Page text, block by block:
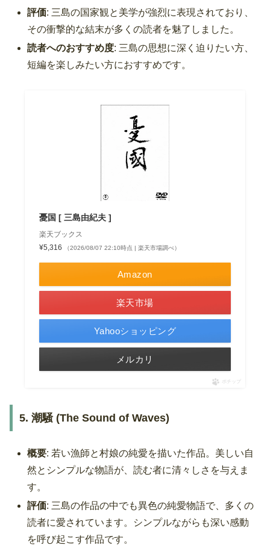
評価: 三島の国家観と美学が強烈に表現されており、
その衝撃的な結末が多くの読者を魅了しました。
読者へのおすすめ度: 三島の思想に深く迫りたい方、
短編を楽しみたい方におすすめです。
憂国 [ 三島由紀夫 ]
楽天ブックス
¥5,316
（2026/08/07 22:10時点 | 楽天市場調べ）
Amazon
楽天市場
Yahooショッピング
メルカリ
ポチップ
5. 潮騒 (The Sound of Waves)
概要: 若い漁師と村娘の純愛を描いた作品。美しい自
然とシンプルな物語が、読む者に清々しさを与えま
す。
評価: 三島の作品の中でも異色の純愛物語で、多くの
読者に愛されています。シンプルながらも深い感動
を呼び起こす作品です。